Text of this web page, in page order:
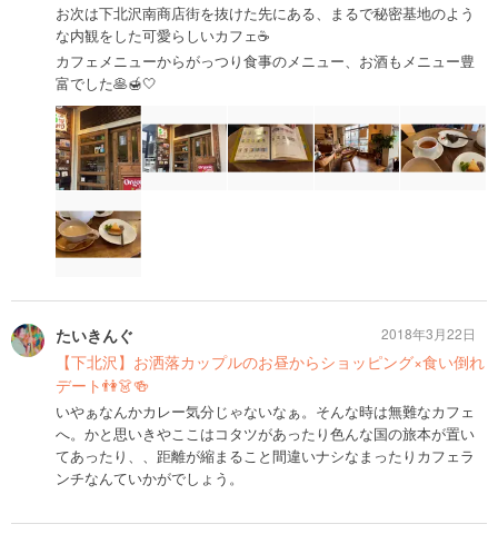
お次は下北沢南商店街を抜けた先にある、まるで秘密基地のよう
な内観をした可愛らしいカフェ☕️
カフェメニューからがっつり食事のメニュー、お酒もメニュー豊
富でした🥞🍯🤍
たいきんぐ
【下北沢】お洒落カップルのお昼からショッピング×食い倒れ
デート👫👗🍻
いやぁなんかカレー気分じゃないなぁ。そんな時は無難なカフェ
へ。かと思いきやここはコタツがあったり色んな国の旅本が置い
てあったり、、距離が縮まること間違いナシなまったりカフェラ
ンチなんていかがでしょう。
2018年3月22日